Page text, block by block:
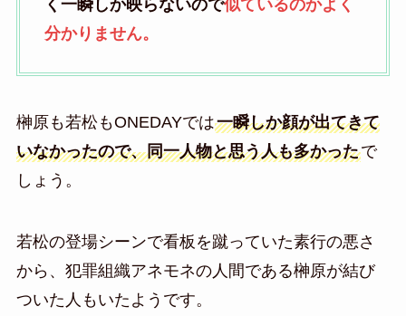
く一瞬しか映らないので似ているのかよく
分かりません。
榊原も若松もONEDAYでは一瞬しか顔が出てきて
いなかったので、同一人物と思う人も多かったで
しょう。
若松の登場シーンで看板を蹴っていた素行の悪さ
から、犯罪組織アネモネの人間である榊原が結び
ついた人もいたようです。